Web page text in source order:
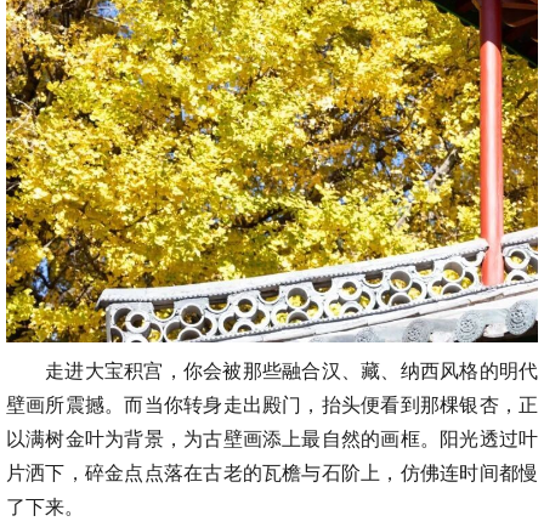
走进大宝积宫，你会被那些融合汉、藏、纳西风格的明代
壁画所震撼。而当你转身走出殿门，抬头便看到那棵银杏，正
以满树金叶为背景，为古壁画添上最自然的画框。阳光透过叶
片洒下，碎金点点落在古老的瓦檐与石阶上，仿佛连时间都慢
了下来。